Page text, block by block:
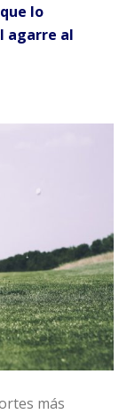
lo
agarre al
más